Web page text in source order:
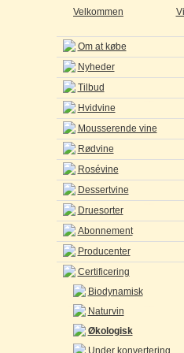
Velkommen
Om at købe
Nyheder
Tilbud
Hvidvine
Mousserende vine
Rødvine
Rosévine
Dessertvine
Druesorter
Abonnement
Producenter
Certificering
Biodynamisk
Naturvin
Økologisk
Under konvertering